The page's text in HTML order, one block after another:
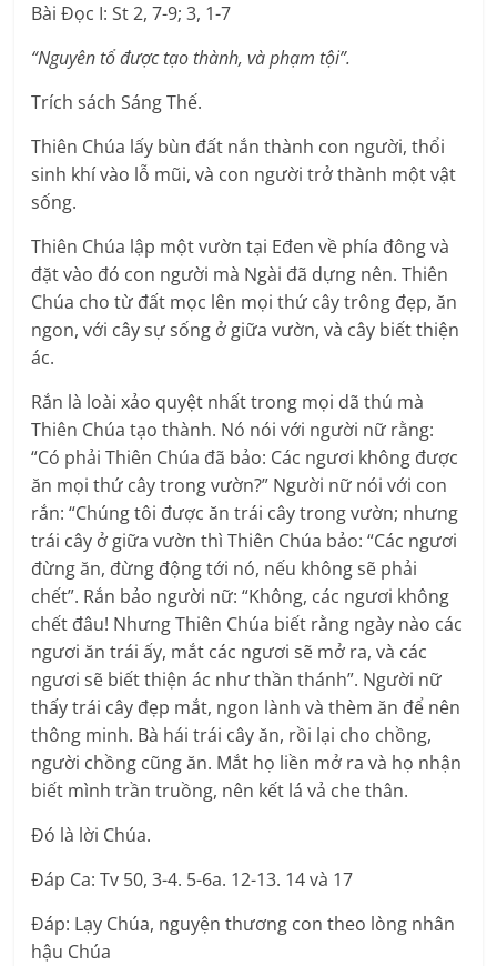
Bài Ðọc I: St 2, 7-9; 3, 1-7
“Nguyên tổ được tạo thành, và phạm tội”.
Trích sách Sáng Thế.
Thiên Chúa lấy bùn đất nắn thành con người, thổi
sinh khí vào lỗ mũi, và con người trở thành một vật
sống.
Thiên Chúa lập một vườn tại Eđen về phía đông và
đặt vào đó con người mà Ngài đã dựng nên. Thiên
Chúa cho từ đất mọc lên mọi thứ cây trông đẹp, ăn
ngon, với cây sự sống ở giữa vườn, và cây biết thiện
ác.
Rắn là loài xảo quyệt nhất trong mọi dã thú mà
Thiên Chúa tạo thành. Nó nói với người nữ rằng:
“Có phải Thiên Chúa đã bảo: Các ngươi không được
ăn mọi thứ cây trong vườn?” Người nữ nói với con
rắn: “Chúng tôi được ăn trái cây trong vườn; nhưng
trái cây ở giữa vườn thì Thiên Chúa bảo: “Các ngươi
đừng ăn, đừng động tới nó, nếu không sẽ phải
chết”. Rắn bảo người nữ: “Không, các ngươi không
chết đâu! Nhưng Thiên Chúa biết rằng ngày nào các
ngươi ăn trái ấy, mắt các ngươi sẽ mở ra, và các
ngươi sẽ biết thiện ác như thần thánh”. Người nữ
thấy trái cây đẹp mắt, ngon lành và thèm ăn để nên
thông minh. Bà hái trái cây ăn, rồi lại cho chồng,
người chồng cũng ăn. Mắt họ liền mở ra và họ nhận
biết mình trần truồng, nên kết lá vả che thân.
Ðó là lời Chúa.
Ðáp Ca: Tv 50, 3-4. 5-6a. 12-13. 14 và 17
Ðáp: Lạy Chúa, nguyện thương con theo lòng nhân
hậu Chúa